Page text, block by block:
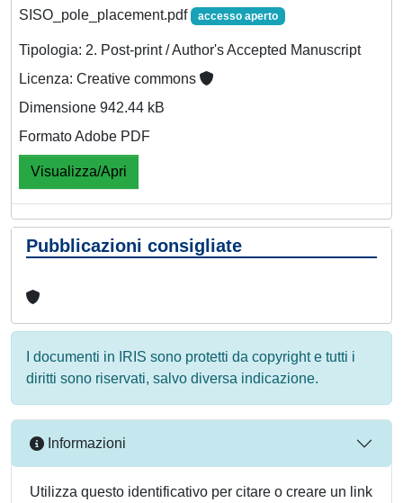
SISO_pole_placement.pdf accesso aperto
Tipologia: 2. Post-print / Author's Accepted Manuscript
Licenza: Creative commons
Dimensione 942.44 kB
Formato Adobe PDF
Visualizza/Apri
Pubblicazioni consigliate
I documenti in IRIS sono protetti da copyright e tutti i
diritti sono riservati, salvo diversa indicazione.
Informazioni
Utilizza questo identificativo per citare o creare un link